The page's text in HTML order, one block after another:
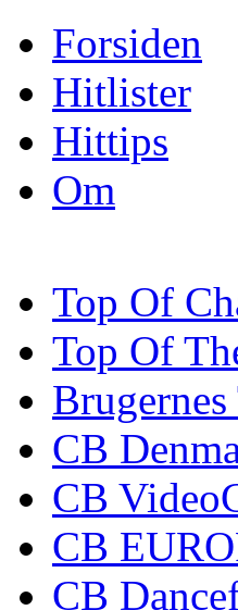
Forsiden
Hitlister
Hittips
Om
Top Of
Top Of
CB
CB
CB
CB